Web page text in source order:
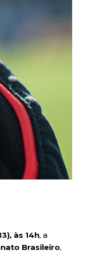
às 14h, a
Brasileiro,